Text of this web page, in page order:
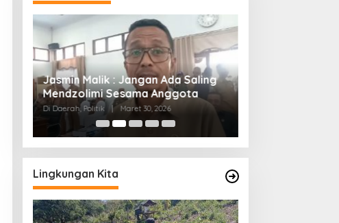
Jasmin Malik : Jangan Ada Saling
Mendzolimi Sesama Anggota
Di Daerah, Politik | Maret 30, 2026
Lingkungan Kita